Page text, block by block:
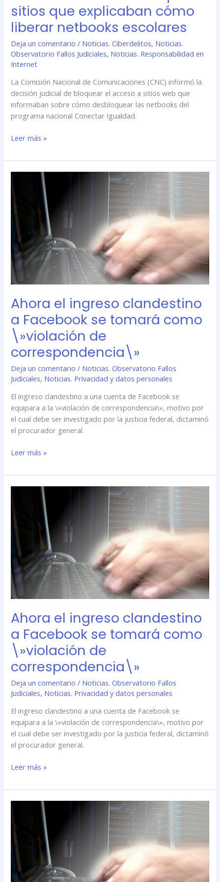
sitios que explicaban cómo
liberar netbooks escolares
Deja un comentario / Noticias. Ciberdelitos, Noticias.
Observatorio Fallos Judiciales, Noticias. Responsabilidad en
Internet
La Comisión Nacional de Comunicaciones (CNC) informó la
decisión judicial de bloquear el acceso a sitios web que
informaban sobre cómo desbloquear las netbooks del
programa nacional Conectar Igualdad.
Leer más »
Ahora el ingreso clandestino
a Facebook se tomará como
\»violación de
correspondencia\»
Deja un comentario / Noticias. Observatorio Fallos
Judiciales, Noticias. Privacidad y datos personales
El ingreso clandestino a una cuenta de Facebook se
equipara a la \»violación de correspondencia\», motivo por
el cual debe ser investigado por la justicia federal, dictaminó
el procurador general.
clandestino
Facebook
se
tomará
como
\»violación
correspondencia\»
Leer más »
Ahora el ingreso clandestino
a Facebook se tomará como
\»violación de
correspondencia\»
Deja un comentario / Noticias. Observatorio Fallos
Judiciales, Noticias. Privacidad y datos personales
El ingreso clandestino a una cuenta de Facebook se
equipara a la \»violación de correspondencia\», motivo por
el cual debe ser investigado por la justicia federal, dictaminó
el procurador general.
clandestino
Facebook
se
tomará
como
\»violación
correspondencia\»
Leer más »
clandestino
Facebook
se